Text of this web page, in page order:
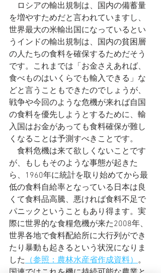
ロシアの輸出規制は、国内の備蓄量
を増やすためだと言われていますし、
世界最大の米輸出国になっているとい
うインドの輸出規制は、国内の貧困層
の人たちの食料を確保するためだそう
です。これまでは「お金さえあれば、
食べものはいくらでも輸入できる」な
どと言うこともできたのでしょうが、
戦争や今回のような危機が来れば自国
の食料を優先しようとするために、輸
入国はお金があっても食料確保が難し
くなることは予測すべきことです。
食料危機は来て欲しくないことです
が、もしもそのような事態が起きた
ら、1960年に統計を取り始めてから最
低の食料自給率となっている日本は良
くて食料品高騰、悪ければ食料不足で
パニックということもあり得ます。実
際に世界的な食糧危機が来た2008年、
世界各地で食料配給所に大行列ができ
たり暴動も起きるという状況になりま
した（参照：農林水産省作成資料）。